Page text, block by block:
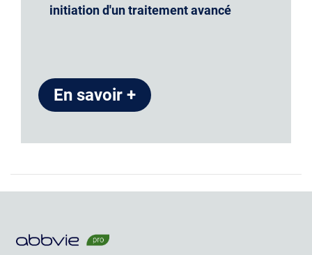
initiation d'un traitement avancé
En savoir +